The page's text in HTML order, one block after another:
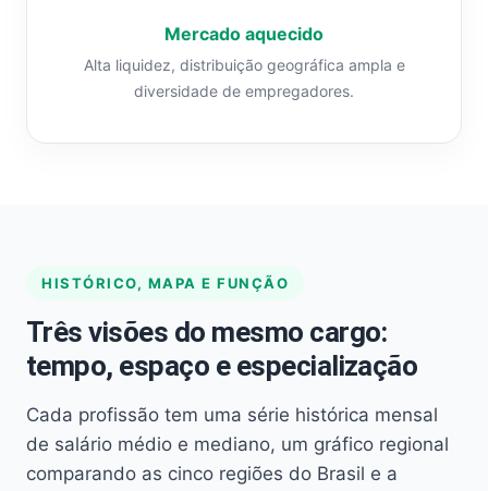
Mercado aquecido
Alta liquidez, distribuição geográfica ampla e
diversidade de empregadores.
HISTÓRICO, MAPA E FUNÇÃO
Três visões do mesmo cargo:
tempo, espaço e especialização
Cada profissão tem uma série histórica mensal
de salário médio e mediano, um gráfico regional
comparando as cinco regiões do Brasil e a